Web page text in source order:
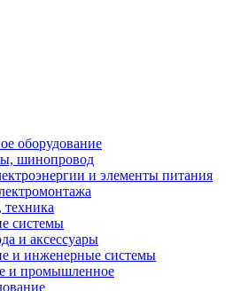
оборудование
шинопровод
и элементы питания
системы
и аксессуары
и инженерные системы
и промышленное